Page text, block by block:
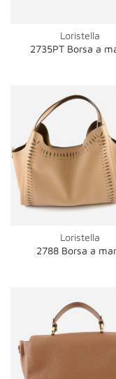
Loristella
2735PT Borsa a
Loristella
2788 Borsa a